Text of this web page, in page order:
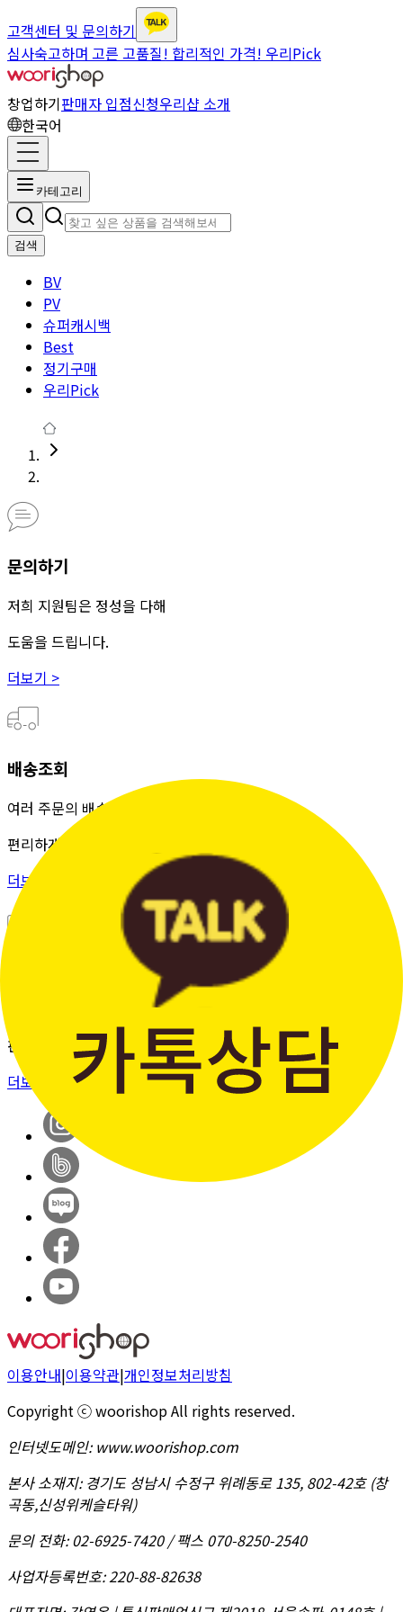
고객센터 및 문의하기
심사숙고하며 고른 고품질! 합리적인 가격! 우리Pick
창업하기판매자 입점신청우리샵 소개
한국어
카테고리
검색
BV
PV
슈퍼캐시백
Best
정기구매
우리Pick
문의하기
저희 지원팀은 정성을 다해
도움을 드립니다.
더보기 >
배송조회
여러 주문의 배송 상태를 한 화면에서
편리하게 조회할 수 있습니다.
더보기 >
간단한 가입 프로세스 & 편리한
판매 시스템
더보기 >
이용안내|이용약관|개인정보처리방침
Copyright ⓒ woorishop All rights reserved.
인터넷도메인:www.woorishop.com
본사 소재지:경기도 성남시 수정구 위례동로 135, 802-42호 (창
곡동,신성위케슬타워)
문의 전화:02-6925-7420 / 팩스 070-8250-2540
사업자등록번호:220-88-82638